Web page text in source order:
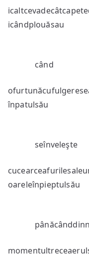
icândplouăsau
când
înpatulsău
seînveleşte
oareleînpieptulsău